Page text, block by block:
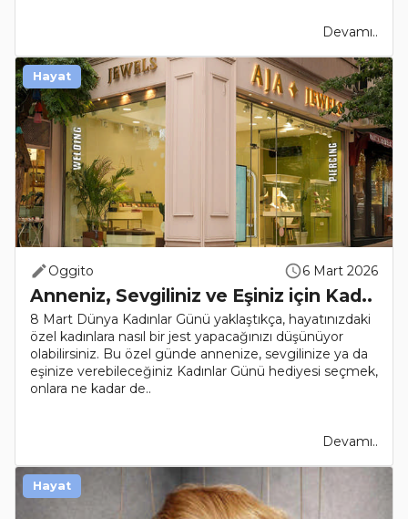
Devamı..
Oggito 6 Mart 2026
Anneniz, Sevgiliniz ve Eşiniz için Kad..
8 Mart Dünya Kadınlar Günü yaklaştıkça, hayatınızdaki
özel kadınlara nasıl bir jest yapacağınızı düşünüyor
olabilirsiniz. Bu özel günde annenize, sevgilinize ya da
eşinize verebileceğiniz Kadınlar Günü hediyesi seçmek,
onlara ne kadar de..
Devamı..
Hayat
Hayat